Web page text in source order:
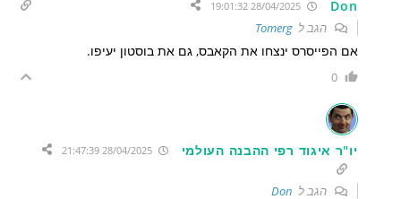
Don
הגב לTomerg
אם הפייסרס ינצחו את הקאבס, גם את בוסטון יעיפו.
0
יו"ר איגוד רפי ההבנה העולמי 28/04/2025 21:47:39
הגב ל Don